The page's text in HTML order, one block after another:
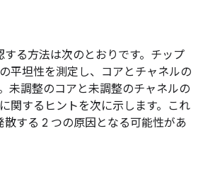
る方法は次のとおりです。チップ
平坦性を測定し、コアとチャネルの
未調整のコアと未調整のチャネルの
関するヒントを次に示します。これ
散する 2 つの原因となる可能性があ